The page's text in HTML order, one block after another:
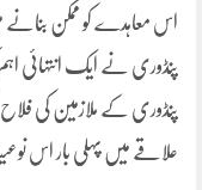
اس معاہدے کو ممکن بنانے
پنڈوری نے ایک انتہائی
پنڈوری کے ملازمین کی
علاقے میں پہلی بار اس